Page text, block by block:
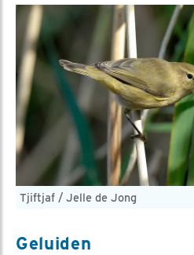
Tjiftjaf / Jelle de Jong
Geluiden